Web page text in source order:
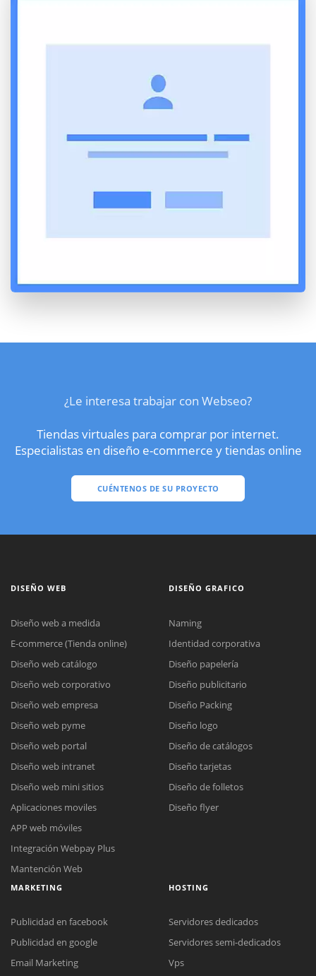
¿Le interesa trabajar con Webseo?
Tiendas virtuales para comprar por internet.
Especialistas en diseño e-commerce y tiendas online
CUÉNTENOS DE SU PROYECTO
DISEÑO WEB
Diseño web a medida
E-commerce (Tienda online)
Diseño web catálogo
Diseño web corporativo
Diseño web empresa
Diseño web pyme
Diseño web portal
Diseño web intranet
Diseño web mini sitios
Aplicaciones moviles
APP web móviles
Integración Webpay Plus
Mantención Web
DISEÑO GRAFICO
Naming
Identidad corporativa
Diseño papelería
Diseño publicitario
Diseño Packing
Diseño logo
Diseño de catálogos
Diseño tarjetas
Diseño de folletos
Diseño flyer
MARKETING
Publicidad en facebook
Publicidad en google
Email Marketing
HOSTING
Servidores dedicados
Servidores semi-dedicados
Vps